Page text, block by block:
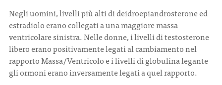
Negli uomini, livelli più alti di deidroepiandrosterone ed
estradiolo erano collegati a una maggiore massa
ventricolare sinistra. Nelle donne, i livelli di testosterone
libero erano positivamente legati al cambiamento nel
rapporto Massa/Ventricolo e i livelli di globulina legante
gli ormoni erano inversamente legati a quel rapporto.